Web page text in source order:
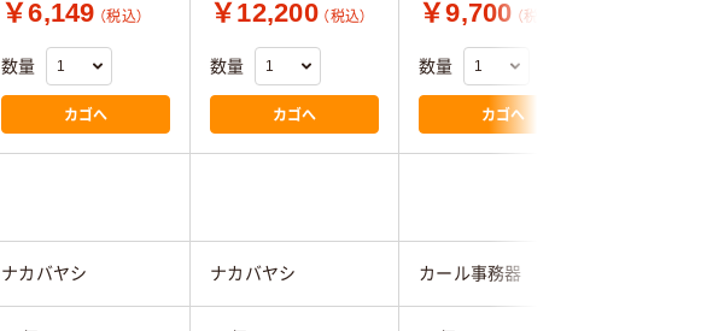
￥6,149 （税込）
数量
カゴへ
￥12,200 （税込）
数量
カゴへ
￥9,700 （税込）
数量
カゴへ
ナカバヤシ ナカバヤシ カール事務器